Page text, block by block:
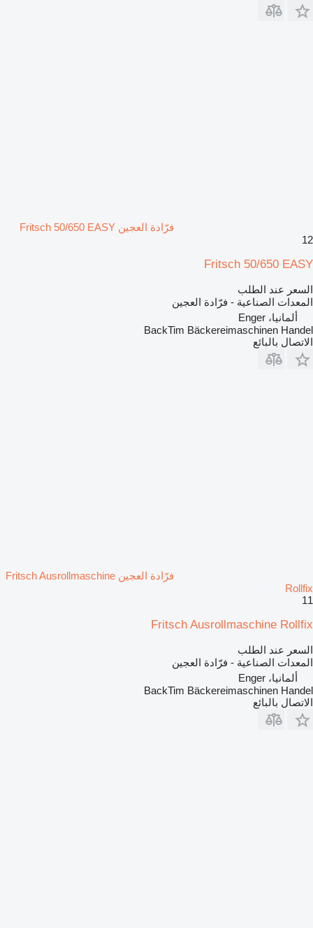
فرّادة العجين Fritsch 50/650 EASY
12
Fritsch 50/650 EASY
السعر عند الطلب
المعدات الصناعية - فرّادة العجين
ألمانيا، Enger
BackTim Bäckereimaschinen Handel
الاتصال بالبائع
فرّادة العجين Fritsch Ausrollmaschine
Rollfix
11
Fritsch Ausrollmaschine Rollfix
السعر عند الطلب
المعدات الصناعية - فرّادة العجين
ألمانيا، Enger
BackTim Bäckereimaschinen Handel
الاتصال بالبائع